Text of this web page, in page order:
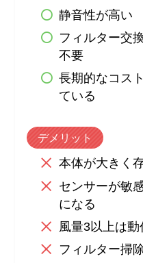
静音性が高い
フィルター交
不要
長期的なコス
ている
デメリット
本体が大きく
センサーが敏
になる
風量3以上は
フィルター掃